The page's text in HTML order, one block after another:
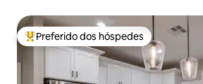
Entre os melhores preferidos dos
Preferido dos hóspedes